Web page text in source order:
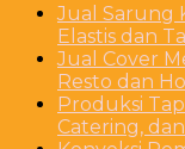
Jual Sarung
Elastis dan
Jual Cover
Resto dan
Produksi
Catering,